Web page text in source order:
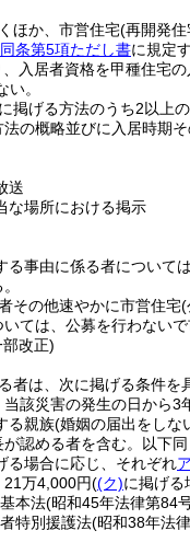
ほか、市営住宅(再開発住
同条第5項ただし書に規定
入居者資格を甲種住宅
。
掲げる方法のうち2以上
の概略並びに入居時期
送
な場所における掲示
る事由に係る者について
その他速やかに市営住宅(
ては、公募を行わない
改正)
者は、次に掲げる条件を
該災害の発生の日から
る親族(婚姻の届出をしな
認める者を含む。以下
る場合に応じ、それぞれア
万4,000円((ク)に掲げる
本法(昭和45年法律第84
特別援護法(昭和38年法